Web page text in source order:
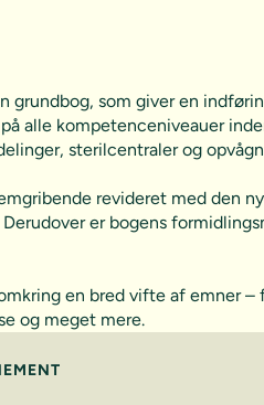
grundbog, som giver en
alle kompetenceniveauer
sterilcentraler og
revideret med den
Derudover er bogens
en bred vifte af emner
og meget mere.